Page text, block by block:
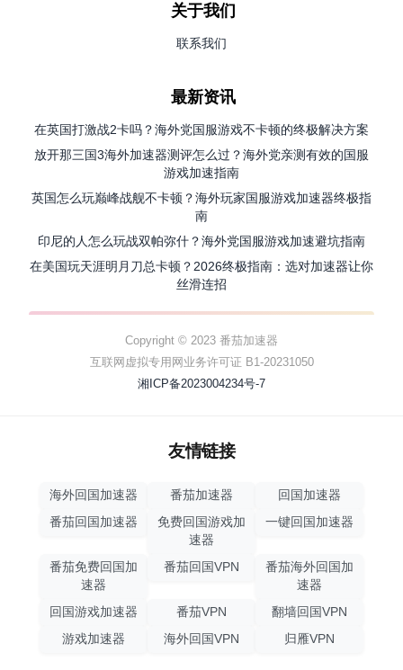
关于我们
联系我们
最新资讯
在英国打激战2卡吗？海外党国服游戏不卡顿的终极解决方案
放开那三国3海外加速器测评怎么过？海外党亲测有效的国服
游戏加速指南
英国怎么玩巅峰战舰不卡顿？海外玩家国服游戏加速器终极指
南
印尼的人怎么玩战双帕弥什？海外党国服游戏加速避坑指南
在美国玩天涯明月刀总卡顿？2026终极指南：选对加速器让你
丝滑连招
Copyright © 2023 番茄加速器
互联网虚拟专用网业务许可证 B1-20231050
湘ICP备2023004234号-7
友情链接
海外回国加速器 番茄加速器
回国加速器
番茄回国加速器
免费回国游戏加
速器
一键回国加速器
番茄免费回国加
速器
番茄回国VPN
番茄海外回国加
速器
回国游戏加速器
番茄VPN
翻墙回国VPN
游戏加速器
海外回国VPN 归雁VPN